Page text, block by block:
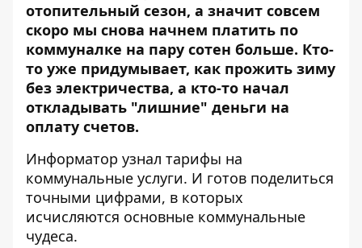
отопительный сезон, а значит совсем
скоро мы снова начнем платить по
коммуналке на пару сотен больше. Кто-
то уже придумывает, как прожить зиму
без электричества, а кто-то начал
откладывать "лишние" деньги на
оплату счетов.
Информатор узнал тарифы на
коммунальные услуги. И готов поделиться
точными цифрами, в которых
исчисляются основные коммунальные
чудеса.